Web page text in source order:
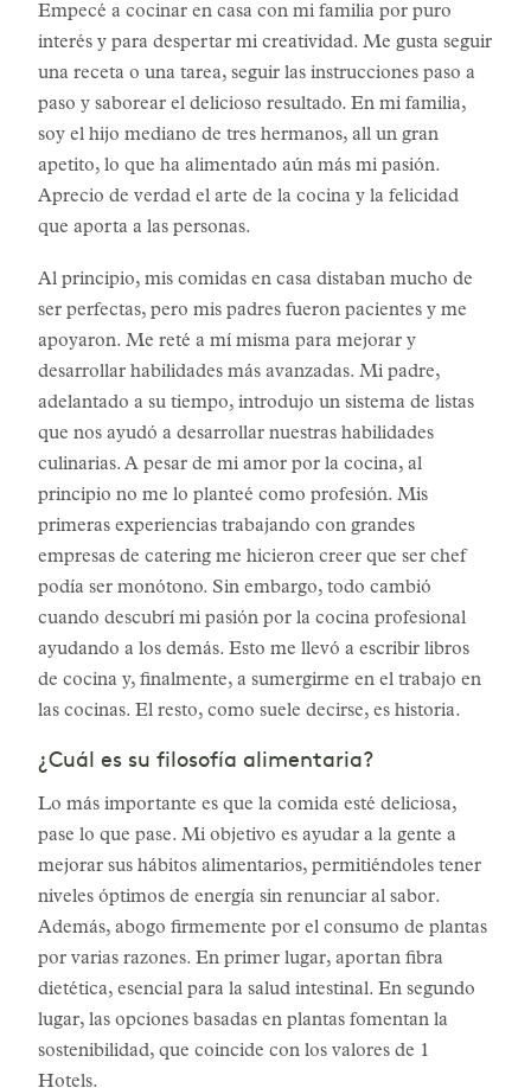
Empecé a cocinar en casa con mi familia por puro
interés y para despertar mi creatividad. Me gusta seguir
una receta o una tarea, seguir las instrucciones paso a
paso y saborear el delicioso resultado. En mi familia,
soy el hijo mediano de tres hermanos, all un gran
apetito, lo que ha alimentado aún más mi pasión.
Aprecio de verdad el arte de la cocina y la felicidad
que aporta a las personas.
Al principio, mis comidas en casa distaban mucho de
ser perfectas, pero mis padres fueron pacientes y me
apoyaron. Me reté a mí misma para mejorar y
desarrollar habilidades más avanzadas. Mi padre,
adelantado a su tiempo, introdujo un sistema de listas
que nos ayudó a desarrollar nuestras habilidades
culinarias. A pesar de mi amor por la cocina, al
principio no me lo planteé como profesión. Mis
primeras experiencias trabajando con grandes
empresas de catering me hicieron creer que ser chef
podía ser monótono. Sin embargo, todo cambió
cuando descubrí mi pasión por la cocina profesional
ayudando a los demás. Esto me llevó a escribir libros
de cocina y, finalmente, a sumergirme en el trabajo en
las cocinas. El resto, como suele decirse, es historia.
¿Cuál es su filosofía alimentaria?
Lo más importante es que la comida esté deliciosa,
pase lo que pase. Mi objetivo es ayudar a la gente a
mejorar sus hábitos alimentarios, permitiéndoles tener
niveles óptimos de energía sin renunciar al sabor.
Además, abogo firmemente por el consumo de plantas
por varias razones. En primer lugar, aportan fibra
dietética, esencial para la salud intestinal. En segundo
lugar, las opciones basadas en plantas fomentan la
sostenibilidad, que coincide con los valores de 1
Hotels.